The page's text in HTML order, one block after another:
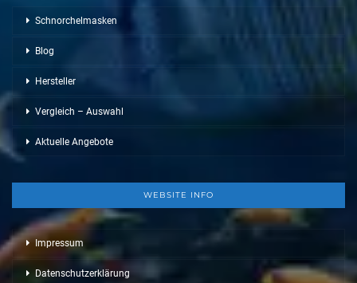
Schnorchelmasken
Blog
Hersteller
Vergleich – Auswahl
Aktuelle Angebote
WEBSITE INFO
Impressum
Datenschutzerklärung